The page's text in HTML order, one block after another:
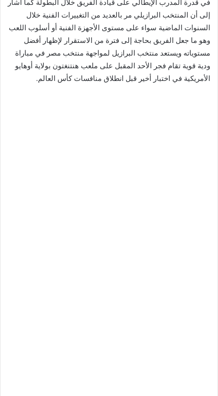
في قدرة المدرب الإيطالي على قيادة الفريق خلال البطولة كما أشار
إلى أن المنتخب البرازيلي مر بالعديد من التغييرات الفنية خلال
السنوات الماضية سواء على مستوى الأجهزة الفنية أو أسلوب اللعب
وهو ما جعل الفريق بحاجة إلى فترة من الاستقرار لإظهار أفضل
مستوياته ويستعد منتخب البرازيل لمواجهة منتخب مصر في مباراة
ودية قوية تقام فجر الأحد المقبل على ملعب هنتنغتون بولاية أوهايو
الأمريكية في اختبار أخير قبل انطلاق منافسات كأس العالم.